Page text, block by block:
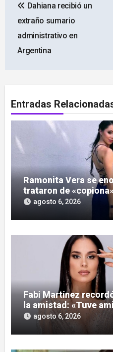
de
entradas
Dahiana recibió un
extraño sumario
administrativo en
Argentina
Entradas
Ramonita Vera se
trataron de
las críticas
agosto 6, 2026
Fabi Martínez
la amistad: «Tuve
agosto 6, 2026